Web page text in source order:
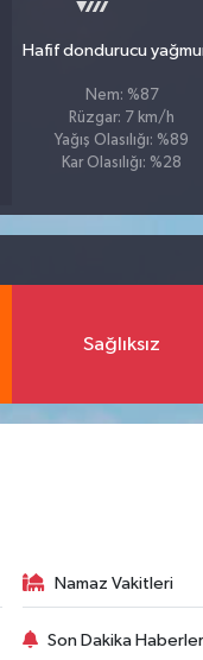
Hafif dondurucu
Nem: %87
Rüzgar: 7 km/h
Yağış Olasılığı: %89
Kar Olasılığı: %28
Sağlıksız
Namaz Vakitleri
Son Dakika